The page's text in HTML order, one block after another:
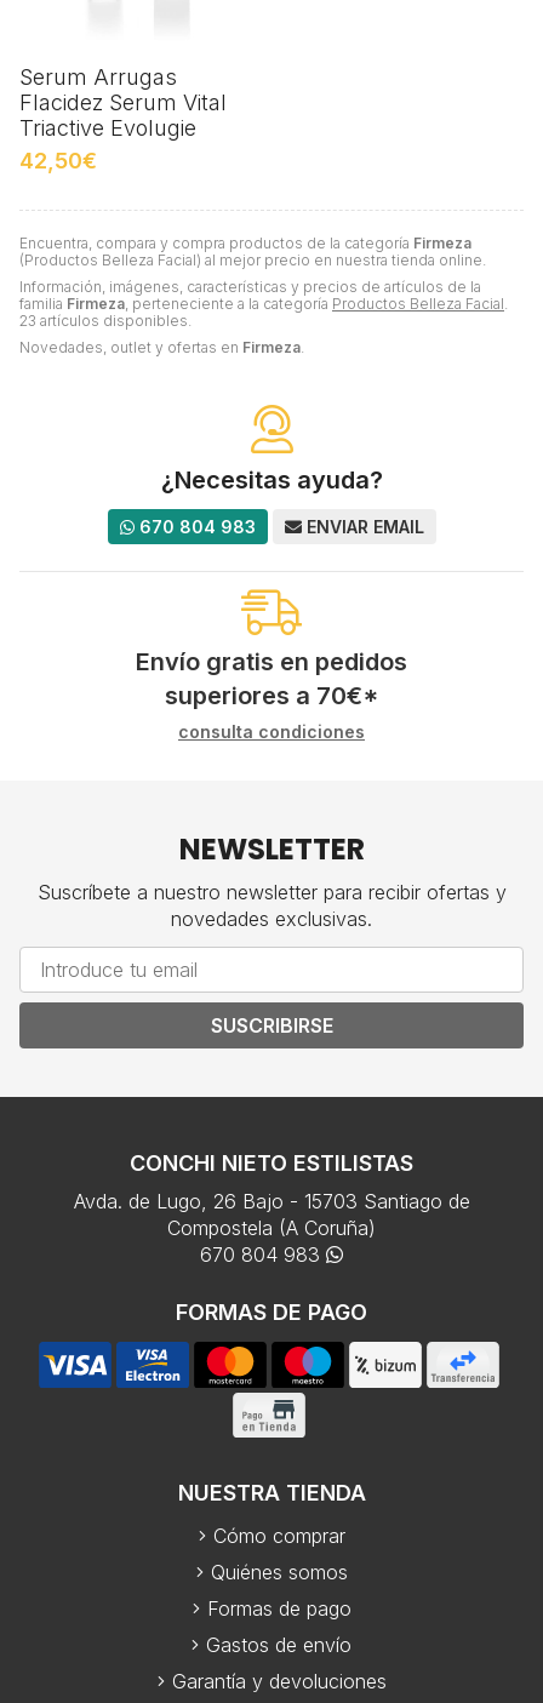
Encuentra, compara y compra productos de la categoría Firmeza
(Productos Belleza Facial) al mejor precio en nuestra tienda online.
Información, imágenes, características y precios de artículos de la
familia Firmeza, perteneciente a la categoría Productos Belleza Facial.
23 artículos disponibles.
Novedades, outlet y ofertas en Firmeza.
Serum Arrugas
Flacidez Serum Vital
Triactive Evolugie
42,50€
¿Necesitas ayuda?
670 804 983 ENVIAR EMAIL
Envío gratis en pedidos
superiores a 70€*
consulta condiciones
NEWSLETTER
Suscríbete a nuestro newsletter para recibir ofertas y
novedades exclusivas.
SUSCRIBIRSE
CONCHI NIETO ESTILISTAS
Avda. de Lugo, 26 Bajo - 15703 Santiago de
Compostela (A Coruña)
670 804 983
FORMAS DE PAGO
NUESTRA TIENDA
Cómo comprar
Quiénes somos
Formas de pago
Gastos de envío
Garantía y devoluciones